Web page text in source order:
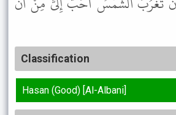
Classification
Hasan (Good) [Al-Albani]